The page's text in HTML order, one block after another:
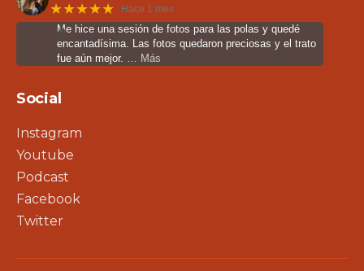
★★★★★ Hace 1 mes
Me hice una sesión de fotos para las polas y quedé
encantadísima. Las fotos quedaron preciosas y el trato
fue aún mejor. … Más
Social
Instagram
Youtube
Podcast
Facebook
Twitter